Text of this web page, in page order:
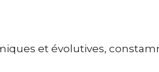
et évolutives,